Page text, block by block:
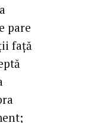
pare
față